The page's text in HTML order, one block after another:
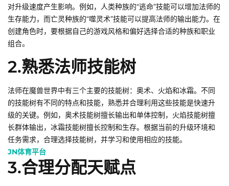
对升级速度产生影响。例如，人类种族的“逃命”技能可以增加法师的
生存能力，而亡灵种族的“噬灵术”技能可以提高法师的输出能力。在
创建角色时，要根据自己的游戏风格和偏好选择合适的种族和职业
组合。
2.熟悉法师技能树
法师在魔兽世界中有三个主要的技能树：奥术、火焰和冰霜。不同
的技能树有不同的特点和技能，熟悉并合理利用这些技能是快速升
级的关键。例如，奥术技能树擅长输出和单体控制，火焰技能树擅
长群体输出，冰霜技能树擅长控制和生存。根据当前的升级环境和
任务需求，合理选择技能树，并学习和使用相应的技能。
JN体育平台
3.合理分配天赋点